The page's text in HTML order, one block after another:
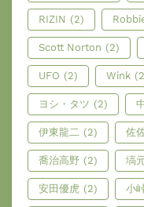
RIZIN (2)
Scott Norton (2)
UFO (2) Wink
ヨシ・タツ (2)
伊東龍二 (2) 佐
喬治高野 (2) 塙
安田優虎 (2) 小